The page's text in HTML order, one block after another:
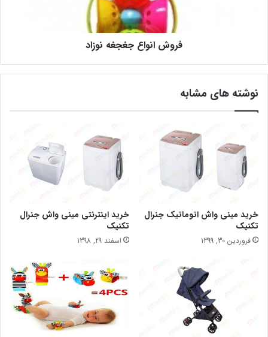
فروش انواع جغجغه نوزاد
نوشته های مشابه
خرید مینی واش اتوماتیک جنرال
تکنیک
فروردین 30, 1399
خرید اینترنتی مینی واش جنرال
تکنیک
اسفند 29, 1398